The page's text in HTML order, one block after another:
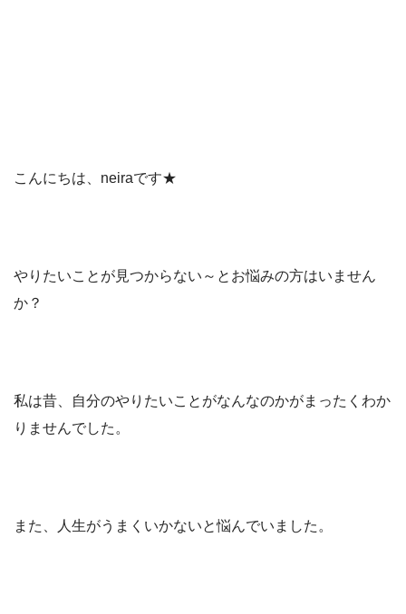
こんにちは、neiraです★
やりたいことが見つからない～とお悩みの方はいません
か？
私は昔、自分のやりたいことがなんなのかがまったくわか
りませんでした。
また、人生がうまくいかないと悩んでいました。